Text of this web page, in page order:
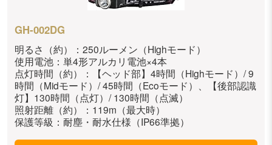
GH-002DG
明るさ（約）：250ルーメン（Highモード）
使用電池：単4形アルカリ電池×4本
点灯時間（約）：【ヘッド部】4時間（Highモード）/ 9
時間（Midモード）/ 45時間（Ecoモード）、【後部認識
灯】130時間（点灯）/ 130時間（点滅）
照射距離（約）：119m（最大時）
保護等級：耐塵・耐水仕様（IP66準拠）